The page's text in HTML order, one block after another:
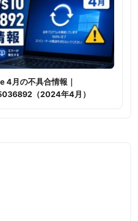
月の不具合情報｜
（2024年4月）